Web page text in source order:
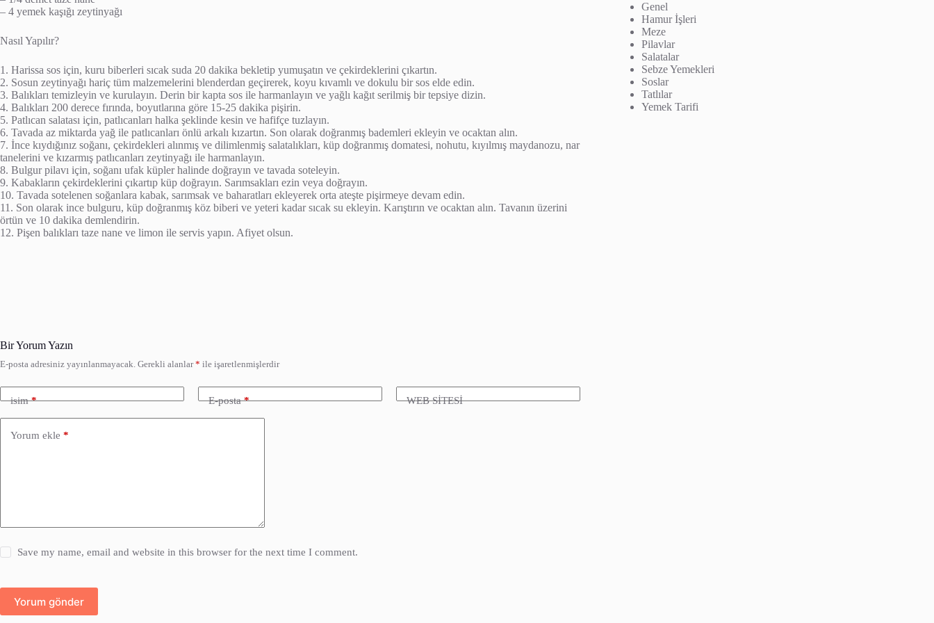
– 4 yemek kaşığı zeytinyağı
Nasıl Yapılır?
1. Harissa sos için, kuru biberleri sıcak suda 20 dakika bekletip yumuşatın ve çekirdeklerini çıkartın.
2. Sosun zeytinyağı hariç tüm malzemelerini blenderdan geçirerek, koyu kıvamlı ve dokulu bir sos elde edin.
3. Balıkları temizleyin ve kurulayın. Derin bir kapta sos ile harmanlayın ve yağlı kağıt serilmiş bir tepsiye dizin.
4. Balıkları 200 derece fırında, boyutlarına göre 15-25 dakika pişirin.
5. Patlıcan salatası için, patlıcanları halka şeklinde kesin ve hafifçe tuzlayın.
6. Tavada az miktarda yağ ile patlıcanları önlü arkalı kızartın. Son olarak doğranmış bademleri ekleyin ve ocaktan alın.
7. İnce kıydığınız soğanı, çekirdekleri alınmış ve dilimlenmiş salatalıkları, küp doğranmış domatesi, nohutu, kıyılmış maydanozu, nar
tanelerini ve kızarmış patlıcanları zeytinyağı ile harmanlayın.
8. Bulgur pilavı için, soğanı ufak küpler halinde doğrayın ve tavada soteleyin.
9. Kabakların çekirdeklerini çıkartıp küp doğrayın. Sarımsakları ezin veya doğrayın.
10. Tavada sotelenen soğanlara kabak, sarımsak ve baharatları ekleyerek orta ateşte pişirmeye devam edin.
11. Son olarak ince bulguru, küp doğranmış köz biberi ve yeteri kadar sıcak su ekleyin. Karıştırın ve ocaktan alın. Tavanın üzerini
örtün ve 10 dakika demlendirin.
12. Pişen balıkları taze nane ve limon ile servis yapın. Afiyet olsun.
Genel
Hamur İşleri
Meze
Pilavlar
Salatalar
Sebze Yemekleri
Soslar
Tatlılar
Yemek Tarifi
Bir Yorum Yazın
E-posta adresiniz yayınlanmayacak. Gerekli alanlar* ile işaretlenmişlerdir
isim* E-posta* WEB SİTESİ
Yorum ekle *
Save my name, email and website in this browser for the next time I comment.
Yorum gönder